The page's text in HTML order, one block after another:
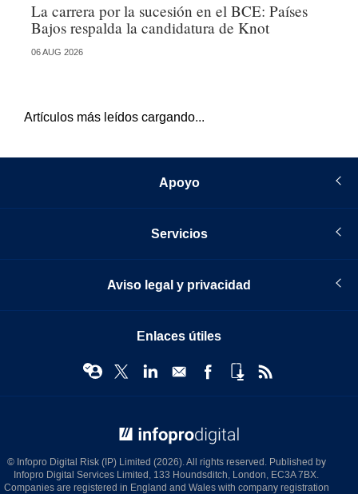
La carrera por la sucesión en el BCE: Países
Bajos respalda la candidatura de Knot
06 AUG 2026
Artículos más leídos cargando...
Apoyo
Servicios
Aviso legal y privacidad
Enlaces útiles
© Infopro Digital Risk (IP) Limited (2026). All rights reserved. Published by
Infopro Digital Services Limited, 133 Houndsditch, London, EC3A 7BX.
Companies are registered in England and Wales with company registration